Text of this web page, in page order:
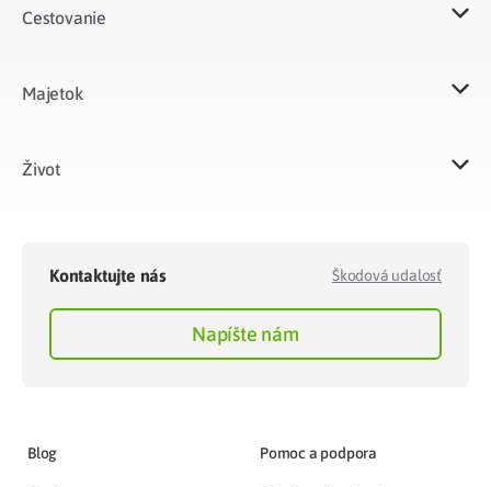
Cestovanie
Majetok​
Život​
Kontaktujte nás Škodová udalosť
Napíšte nám
Blog Pomoc a podpora